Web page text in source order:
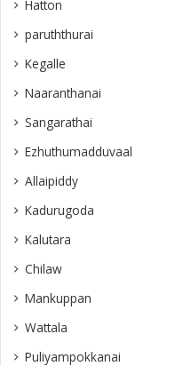
Hatton
paruththurai
Kegalle
Naaranthanai
Sangarathai
Ezhuthumadduvaal
Allaipiddy
Kadurugoda
Kalutara
Chilaw
Mankuppan
Wattala
Puliyampokkanai